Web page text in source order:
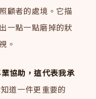
顧者的處境。它描
一點一點磨掉的狀
。
協助，這代表我承
道一件更重要的